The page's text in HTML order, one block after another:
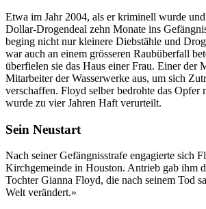
Etwa im Jahr 2004, als er kriminell wurde
Dollar-Drogendeal zehn Monate ins
beging nicht nur kleinere Diebstähle und
war auch an einem grösseren Raubüberfall
überfielen sie das Haus einer Frau. Einer der
Mitarbeiter der Wasserwerke aus, um sich
verschaffen. Floyd selber bedrohte das Opfer
wurde zu vier Jahren Haft verurteilt.
Sein Neustart
Nach seiner Gefängnisstrafe engagierte sich
Kirchgemeinde in Houston. Antrieb gab ihm
Tochter Gianna Floyd, die nach seinem Tod
Welt verändert.»